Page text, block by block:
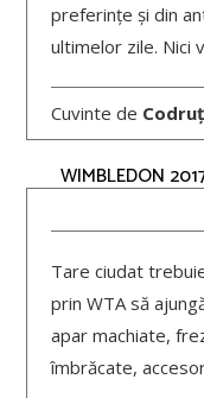
preferințe și din
ultimelor zile. Nici
Cuvinte de
WIMBLEDON
Tare ciudat
prin WTA să
apar machiate,
îmbrăcate,